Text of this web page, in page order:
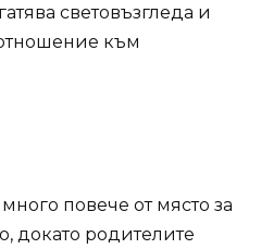
световъзгледа и
към
повече от място за
докато родителите